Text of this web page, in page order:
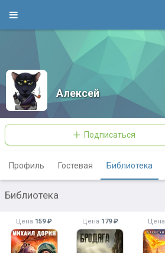
Алексей
Подписаться
Профиль Гостевая Библиотека
Библиотека
Цена 159 ₽ Цена 179 ₽ Цена